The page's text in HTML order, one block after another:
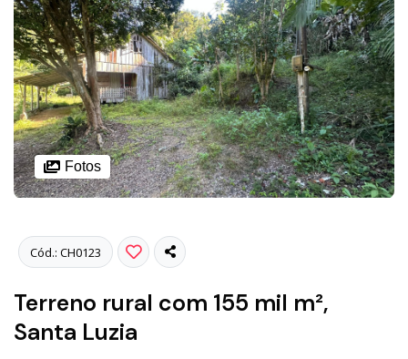
Fotos
Cód.: CH0123
Terreno rural com 155 mil m²,
Santa Luzia